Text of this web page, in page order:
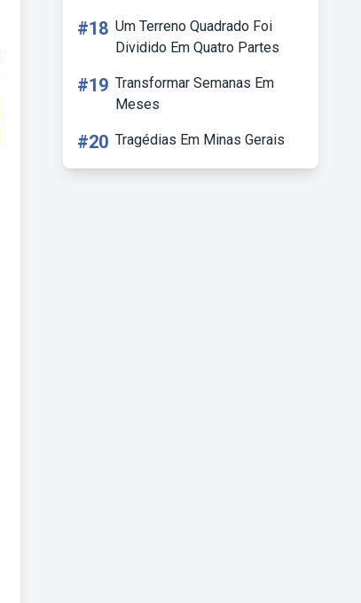
#18 Um Terreno Quadrado Foi
Dividido Em Quatro Partes
#19 Transformar Semanas Em
Meses
#20 Tragédias Em Minas Gerais